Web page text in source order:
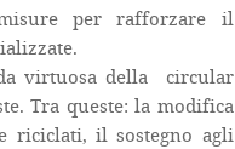
per rafforzare il
virtuosa della circular
Tra queste: la modifica
riciclati, il sostegno agli